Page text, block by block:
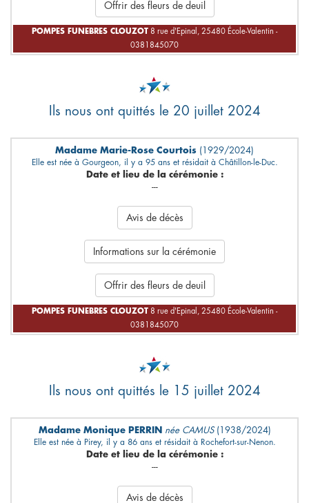
Offrir des fleurs de deuil
POMPES FUNEBRES CLOUZOT 8 rue d'Epinal, 25480 École-Valentin -
0381845070
Ils nous ont quittés le 20 juillet 2024
Madame Marie-Rose Courtois (1929/2024)
Elle est née à Gourgeon, il y a 95 ans et résidait à Châtillon-le-Duc.
Date et lieu de la cérémonie :
---
Avis de décès
Informations sur la cérémonie
Offrir des fleurs de deuil
POMPES FUNEBRES CLOUZOT 8 rue d'Epinal, 25480 École-Valentin -
0381845070
Ils nous ont quittés le 15 juillet 2024
Madame Monique PERRIN née CAMUS (1938/2024)
Elle est née à Pirey, il y a 86 ans et résidait à Rochefort-sur-Nenon.
Date et lieu de la cérémonie :
---
Avis de décès